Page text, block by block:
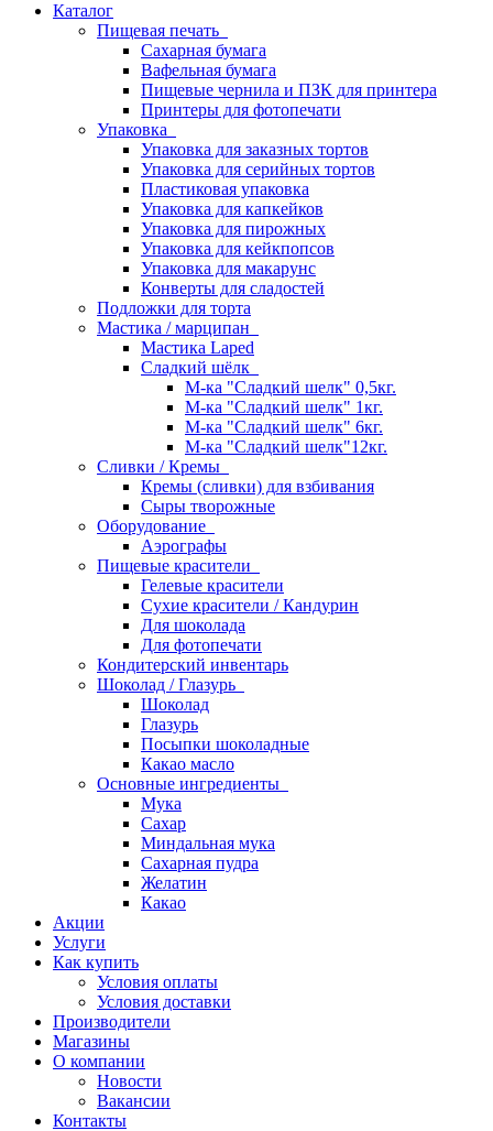
Каталог
Пищевая печать
Сахарная бумага
Вафельная бумага
Пищевые чернила и ПЗК для принтера
Принтеры для фотопечати
Упаковка
Упаковка для заказных тортов
Упаковка для серийных тортов
Пластиковая упаковка
Упаковка для капкейков
Упаковка для пирожных
Упаковка для кейкпопсов
Упаковка для макарунс
Конверты для сладостей
Подложки для торта
Мастика / марципан
Мастика Laped
Сладкий шёлк
М-ка "Сладкий шелк" 0,5кг.
М-ка "Сладкий шелк" 1кг.
М-ка "Сладкий шелк" 6кг.
М-ка "Сладкий шелк"12кг.
Сливки / Кремы
Кремы (сливки) для взбивания
Сыры творожные
Оборудование
Аэрографы
Пищевые красители
Гелевые красители
Сухие красители / Кандурин
Для шоколада
Для фотопечати
Кондитерский инвентарь
Шоколад / Глазурь
Шоколад
Глазурь
Посыпки шоколадные
Какао масло
Основные ингредиенты
Мука
Сахар
Миндальная мука
Сахарная пудра
Желатин
Какао
Акции
Услуги
Как купить
Условия оплаты
Условия доставки
Производители
Магазины
О компании
Новости
Вакансии
Контакты